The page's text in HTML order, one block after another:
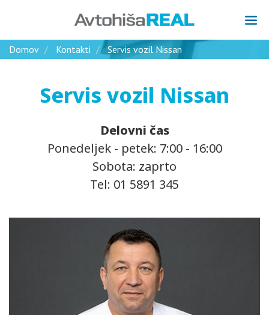
Domov Kontakti Servis vozil Nissan
Servis vozil Nissan
Delovni čas
Ponedeljek - petek: 7:00 - 16:00
Sobota: zaprto
Tel: 01 5891 345